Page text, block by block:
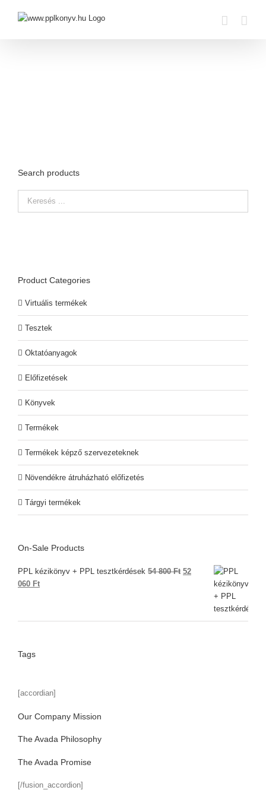
Search products
Product Categories
Virtuális termékek
Tesztek
Oktatóanyagok
Előfizetések
Könyvek
Termékek
Termékek képző szervezeteknek
Növendékre átruházható előfizetés
Tárgyi termékek
On-Sale Products
PPL kézikönyv + PPL tesztkérdések 54 800Ft Original
800 Ft.
52
060 FtCurrent
52
Tags
[accordian]
Our Company Mission
The Avada Philosophy
The Avada Promise
[/fusion_accordion]